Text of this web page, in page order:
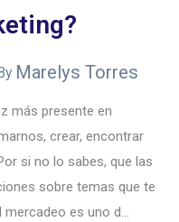
By Marelys Torres
más presente en
crear, encontrar
si no lo sabes, que las
sobre temas que te
es uno d...